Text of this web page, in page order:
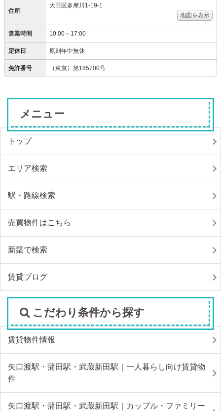
住所
大田区多摩川1-19-1
地図を表示
営業時間 10:00～17:00
定休日 原則年中無休
免許番号 （東京）第185700号
メニュー
トップ
エリア検索
駅・路線検索
売買物件はこちら
新築で検索
賃貸ブログ
こだわり条件から探す
賃貸物件情報
矢口渡駅・蒲田駅・武蔵新田駅｜一人暮らし向け賃貸物
件
矢口渡駅・蒲田駅・武蔵新田駅｜カップル・ファミリー